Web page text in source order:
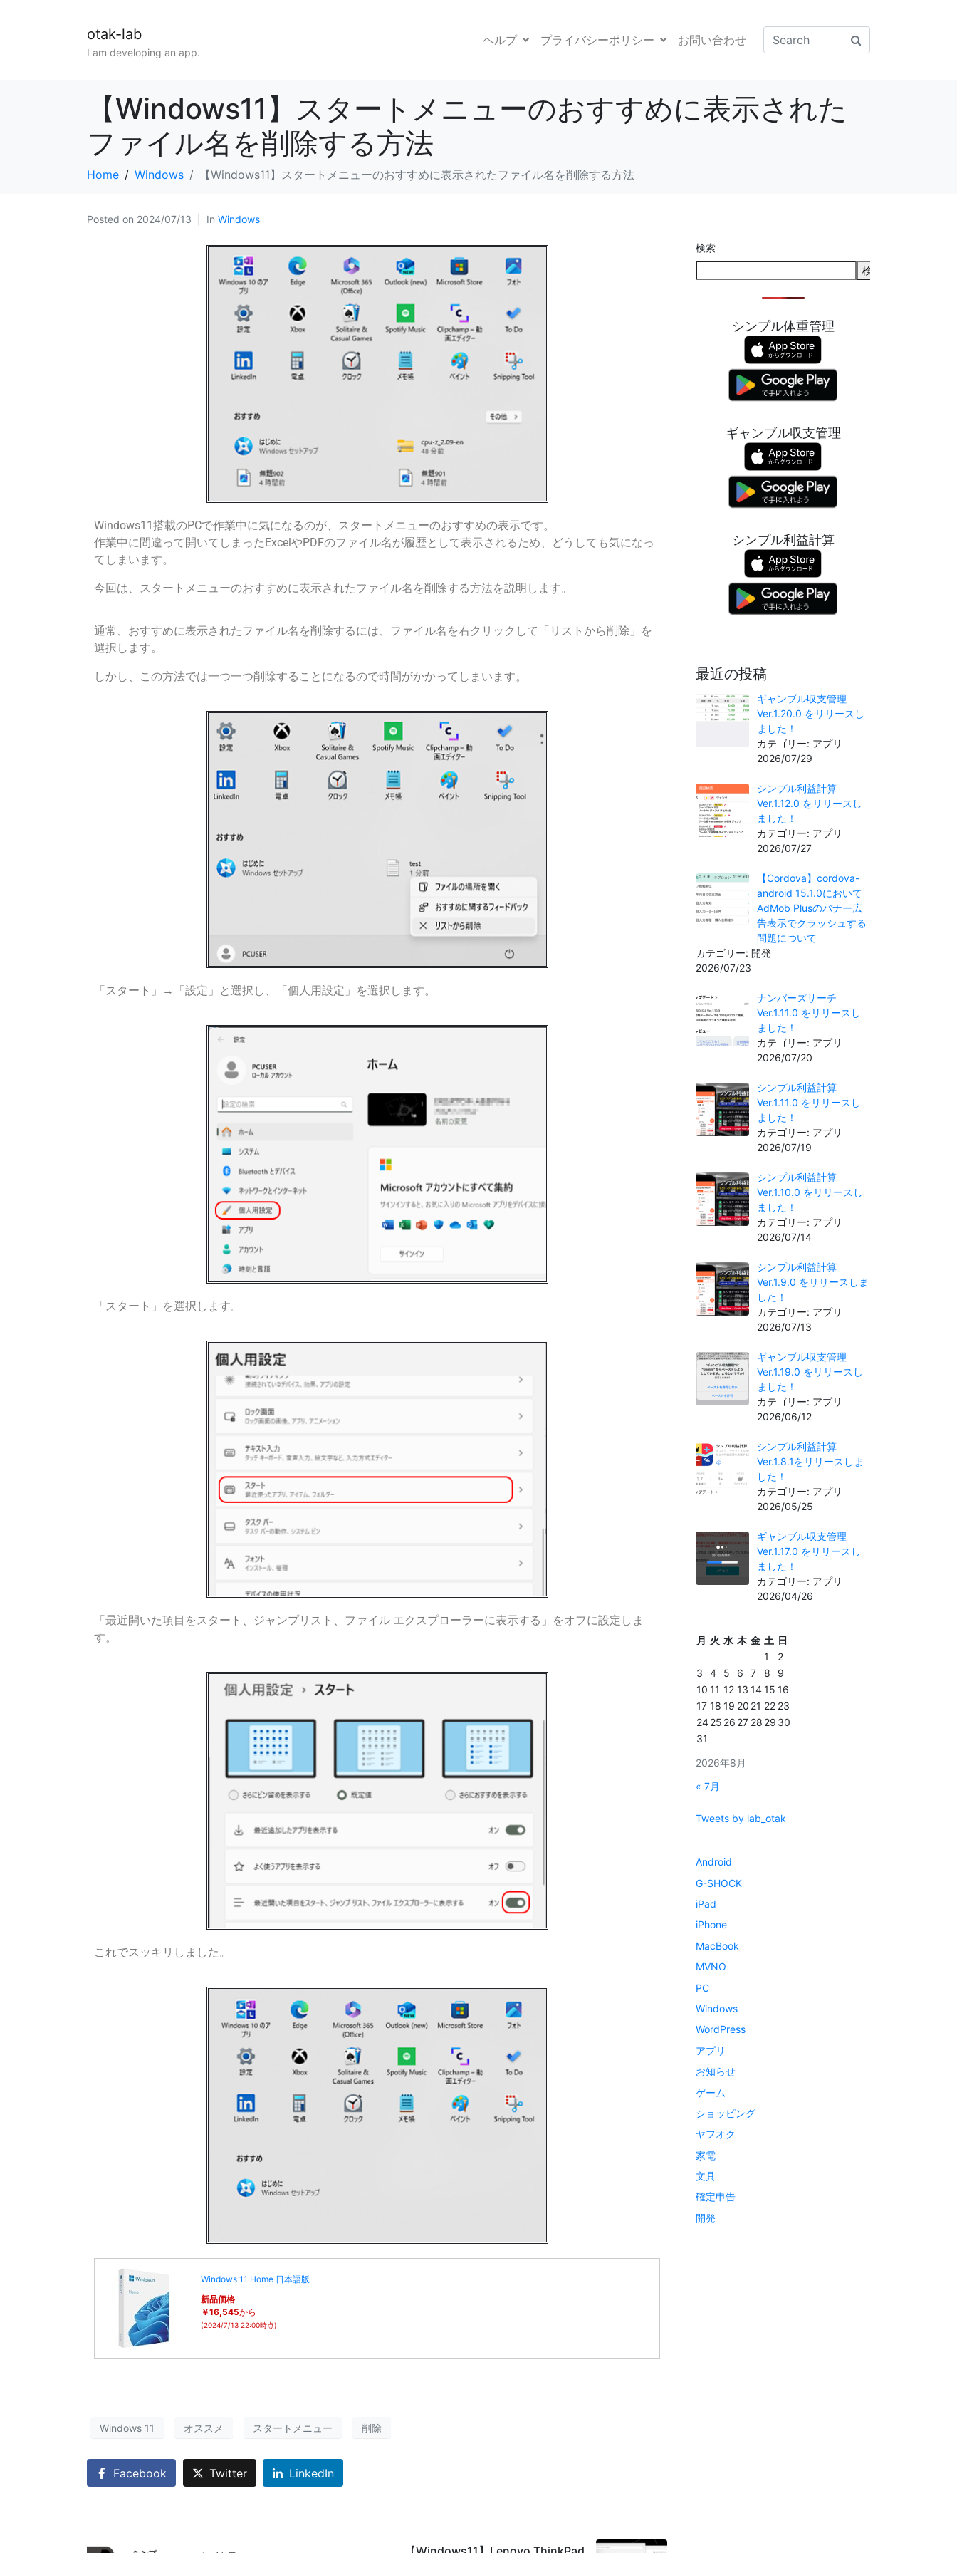
otak-lab
I am developing an app.
ヘルプ プライバシーポリシー お問い合わせ
【Windows11】スタートメニューのおすすめに表示された
ファイル名を削除する方法
Home Windows 【Windows11】スタートメニューのおすすめに表示されたファイル名を削除する方法
Posted on 2024/07/13 In Windows
Windows11搭載のPCで作業中に気になるのが、スタートメニューのおすすめの表示です。
作業中に間違って開いてしまったExcelやPDFのファイル名が履歴として表示されるため、どうしても気になっ
てしまいます。
今回は、スタートメニューのおすすめに表示されたファイル名を削除する方法を説明します。
通常、おすすめに表示されたファイル名を削除するには、ファイル名を右クリックして「リストから削除」を
選択します。
しかし、この方法では一つ一つ削除することになるので時間がかかってしまいます。
「スタート」→「設定」と選択し、「個人用設定」を選択します。
「スタート」を選択します。
「最近開いた項目をスタート、ジャンプリスト、ファイル エクスプローラーに表示する」をオフに設定しま
す。
これでスッキリしました。
Windows 11 Home 日本語版
新品価格
￥16,545から
(2024/7/13 22:00時点)
Windows 11 オススメ スタートメニュー 削除
Facebook Twitter LinkedIn
検索
検索
シンプル体重管理
ギャンブル収支管理
シンプル利益計算
最近の投稿
ギャンブル収支管理
Ver.1.20.0 をリリースし
ました！
カテゴリー: アプリ
2026/07/29
シンプル利益計算
Ver.1.12.0 をリリースし
ました！
カテゴリー: アプリ
2026/07/27
【Cordova】cordova-
android 15.1.0において
AdMob Plusのバナー広
告表示でクラッシュする
問題について
カテゴリー: 開発
2026/07/23
ナンバーズサーチ
Ver.1.11.0 をリリースし
ました！
カテゴリー: アプリ
2026/07/20
シンプル利益計算
Ver.1.11.0 をリリースし
ました！
カテゴリー: アプリ
2026/07/19
シンプル利益計算
Ver.1.10.0 をリリースし
ました！
カテゴリー: アプリ
2026/07/14
シンプル利益計算
Ver.1.9.0 をリリースしま
した！
カテゴリー: アプリ
2026/07/13
ギャンブル収支管理
Ver.1.19.0 をリリースし
ました！
カテゴリー: アプリ
2026/06/12
シンプル利益計算
Ver.1.8.1をリリースしま
した！
カテゴリー: アプリ
2026/05/25
ギャンブル収支管理
Ver.1.17.0 をリリースし
ました！
カテゴリー: アプリ
2026/04/26
2026年8月
月 火 水 木 金 土 日
1
2
3
4 5 6 7 8
9
10 11 12 13 1415 16
17 18 19 20 21 22 23
2425 26 27 28 29 30
31
« 7月
Tweets by lab_otak
Android
G-SHOCK
iPad
iPhone
MacBook
MVNO
PC
Windows
WordPress
アプリ
お知らせ
ゲーム
ショッピング
ヤフオク
家電
文具
確定申告
開発